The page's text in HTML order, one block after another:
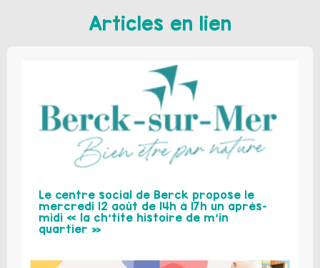
Articles en lien
Le centre social de Berck propose le
mercredi 12 août de 14h à 17h un après-
midi « la ch’tite histoire de m’in
quartier »